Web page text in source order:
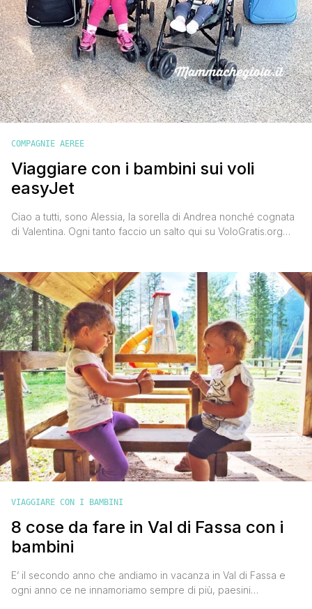
COMPAGNIE AEREE
Viaggiare con i bambini sui voli
easyJet
Ciao a tutti, sono Alessia, la sorella di Andrea nonché cognata
di Valentina. Ogni tanto faccio un salto qui su VoloGratis.org
volo con easyJet insieme alle mie bimbe Giorgia e a Beatrice.
Se state organizzando un viaggio aereo [']
VIAGGIARE CON I BAMBINI
8 cose da fare in Val di Fassa con i
bambini
E’ il secondo anno che andiamo in vacanza in Val di Fassa e
ogni anno ce ne innamoriamo sempre di più, paesini